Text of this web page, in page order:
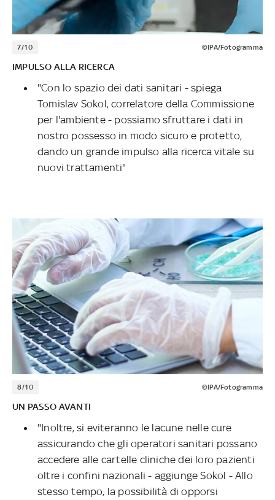
7/10 ©IPA/Fotogramma
IMPULSO ALLA RICERCA
"Con lo spazio dei dati sanitari - spiega
Tomislav Sokol, correlatore della Commissione
per l'ambiente - possiamo sfruttare i dati in
nostro possesso in modo sicuro e protetto,
dando un grande impulso alla ricerca vitale su
nuovi trattamenti"
8/10 ©IPA/Fotogramma
UN PASSO AVANTI
"Inoltre, si eviteranno le lacune nelle cure
assicurando che gli operatori sanitari possano
accedere alle cartelle cliniche dei loro pazienti
oltre i confini nazionali - aggiunge Sokol - Allo
stesso tempo, la possibilità di opporsi